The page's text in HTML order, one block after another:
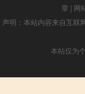
章 | 网
声明：本站内容来自互联
本站仅为